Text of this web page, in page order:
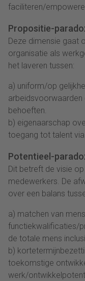
faciliteren/
Propositie-
Deze dimensie gaat
organisatie als
het laveren tussen:
a) uniform/op
arbeidsvoorwaarden
behoeften.
b) eigenaarschap
toegang tot talent
Potentieel-
Dit betreft de visie
medewerkers. De
over een balans
a) matchen van
functiekwalificaties/
de totale mens
b)
toekomstige
werk/